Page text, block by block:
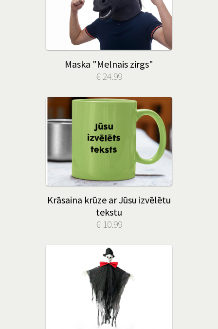
Maska "Melnais zirgs"
€ 24.99
Krāsaina krūze ar Jūsu izvēlētu
tekstu
€ 10.99